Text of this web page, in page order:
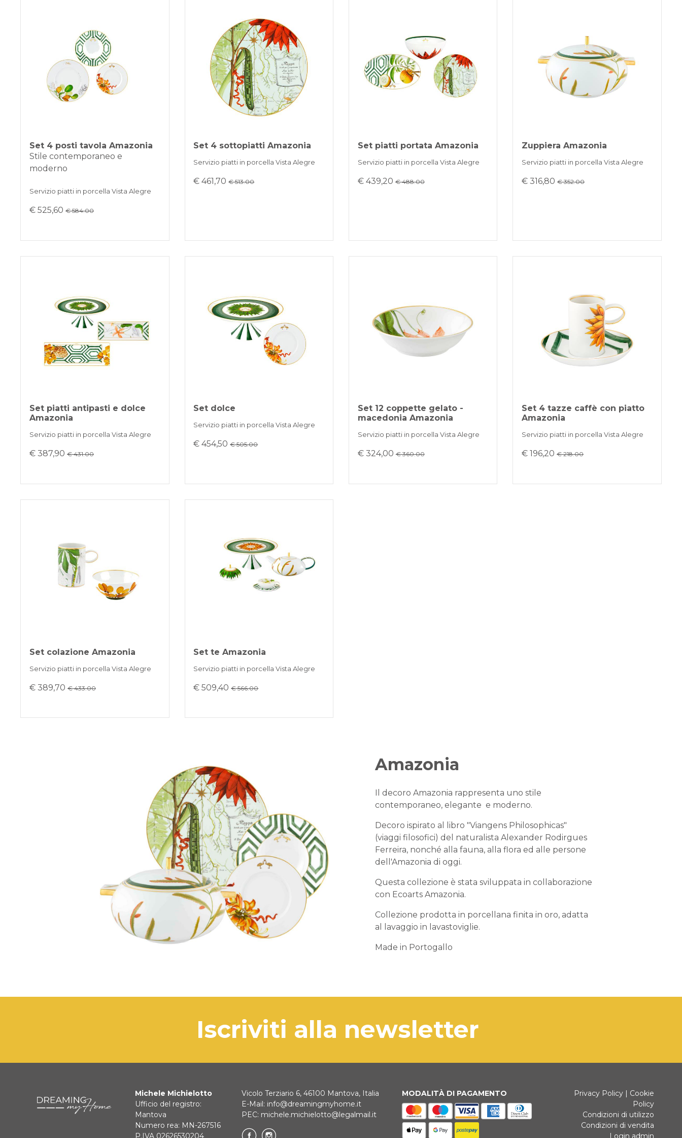
Set 4 posti tavola Amazonia
Stile contemporaneo e
moderno
Servizio piatti in porcella Vista Alegre
€ 525,60€ 584.00
Set 4 sottopiatti Amazonia
Servizio piatti in porcella Vista Alegre
€ 461,70€ 513.00
Set piatti portata Amazonia
Servizio piatti in porcella Vista Alegre
€ 439,20€ 488.00
Zuppiera Amazonia
Servizio piatti in porcella Vista Alegre
€ 316,80€ 352.00
Set piatti antipasti e dolce
Amazonia
Servizio piatti in porcella Vista Alegre
€ 387,90€ 431.00
Set dolce
Servizio piatti in porcella Vista Alegre
€ 454,50€ 505.00
Set 12 coppette gelato -
macedonia Amazonia
Servizio piatti in porcella Vista Alegre
€ 324,00€ 360.00
Set 4 tazze caffè con piatto
Amazonia
Servizio piatti in porcella Vista Alegre
€ 196,20€ 218.00
Set colazione Amazonia
Servizio piatti in porcella Vista Alegre
€ 389,70€ 433.00
Set te Amazonia
Servizio piatti in porcella Vista Alegre
€ 509,40€ 566.00
Amazonia
Il decoro Amazonia rappresenta uno stile
contemporaneo, elegante e moderno.
Decoro ispirato al libro "Viangens Philosophicas"
(viaggi filosofici) del naturalista Alexander Rodirgues
Ferreira, nonché alla fauna, alla flora ed alle persone
dell'Amazonia di oggi.
Questa collezione è stata sviluppata in collaborazione
con Ecoarts Amazonia.
Collezione prodotta in porcellana finita in oro, adatta
al lavaggio in lavastoviglie.
Made in Portogallo
iscriviti alla newsletter
Michele Michielotto
Ufficio del registro:
Mantova
Numero rea: MN-267516
P.IVA 02626530204
Vicolo Terziario 6, 46100 Mantova, Italia
E-Mail: info@dreamingmyhome.it
PEC: michele.michielotto@legalmail.it
MODALITÀ DI PAGAMENTO Privacy Policy| Cookie
Policy
Condizioni di utilizzo
Condizioni di vendita
Login admin